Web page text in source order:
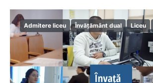
Admitere liceu Învățământ dual Liceu